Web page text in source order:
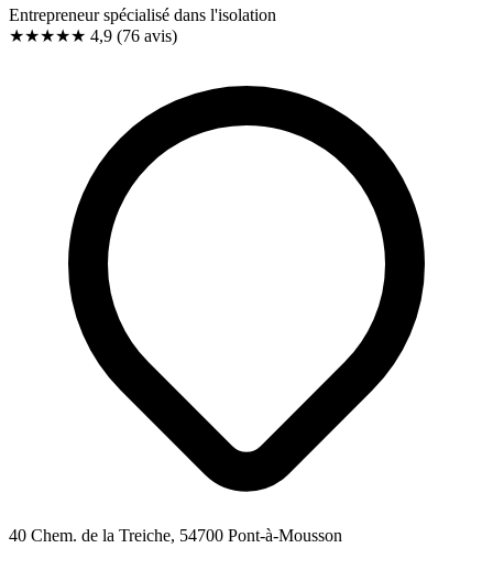
Entrepreneur spécialisé dans l'isolation
★★★★★ 4,9 (76 avis)
40 Chem. de la Treiche, 54700 Pont-à-Mousson